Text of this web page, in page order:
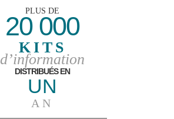
PLUS DE
20 000
KITS
d’information
DISTRIBUÉS EN
UN
AN